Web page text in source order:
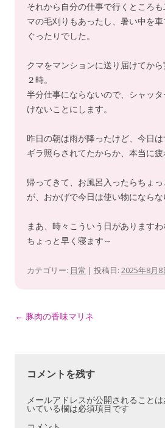
それから自分の仕事で行くところ
マの毛刈りもあったし、暑い中を
ぐったりでした。
クマをマンションに送り届けてか
２時。
半分仕事にならないので、シャッ
けないことにします。
昨日の朝は雨が降ったけど、今日
ギラ照らされてたからか、本当に疲
帰ってきて、お風呂入ったらちょ
が、おかげで今日は使い物にならな
まあ、時々こういう日がありますわ
ちょっと早く寝ます～
カテゴリー: 日常 | 投稿日: 2025年8月8
投
← 豚肉の香味マリネ
コメントを残す
メールアドレスが公開されることは
いている欄は必須項目です